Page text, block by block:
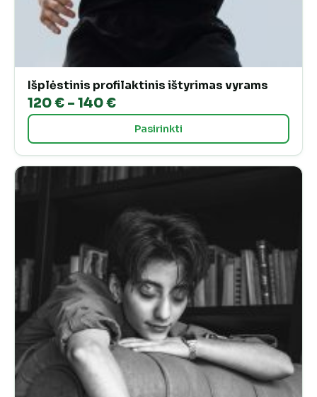
Išplėstinis profilaktinis ištyrimas vyrams
120€ – 140€Price
range:
120 €
through
Pasirinkti